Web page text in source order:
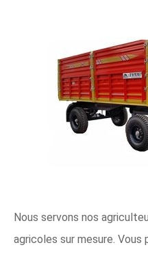
Nous servons nos
agricoles sur mesure.